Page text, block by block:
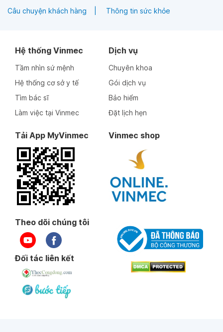
Câu chuyện khách hàng Thông tin sức khỏe
Hệ thống Vinmec
Tầm nhìn sứ mệnh
Hệ thống cơ sở y tế
Tìm bác sĩ
Làm việc tại Vinmec
Dịch vụ
Chuyên khoa
Gói dịch vụ
Bảo hiểm
Đặt lịch hẹn
Tải App MyVinmec Vinmec shop
Theo dõi chúng tôi
Đối tác liên kết